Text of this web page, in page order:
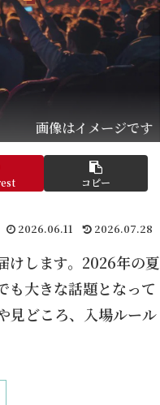
画像はイメージです
コピー
2026.06.11 2026.07.28
けします。2026年の夏
も大きな話題となって
見どころ、入場ルール